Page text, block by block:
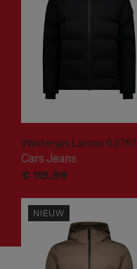
Winterjas Larran 62757
Cars Jeans
€ 119,99
NIEUW